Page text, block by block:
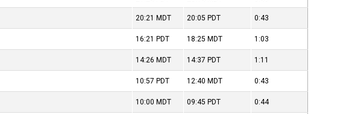
20:21 MDT 20:05 PDT 0:43
16:21 PDT 18:25 MDT 1:03
14:26 MDT 14:37 PDT 1:11
10:57 PDT 12:40 MDT 0:43
10:00 MDT 09:45 PDT 0:44